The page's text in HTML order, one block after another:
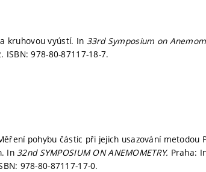
kruhovou vyústí. In 33rd Symposium on
ISBN: 978-80-87117-18-7.
Měření pohybu částic při jejich usazování metodou
In32nd SYMPOSIUM ON ANEMOMETRY. Praha:
978-80-87117-17-0.